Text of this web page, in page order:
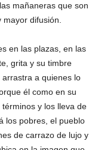
mañaneras que son
difusión.
en las plazas, en las
grita y su timbre
a quienes lo
él como en su
y los lleva de
los pobres, el pueblo
de carrazo de lujo y